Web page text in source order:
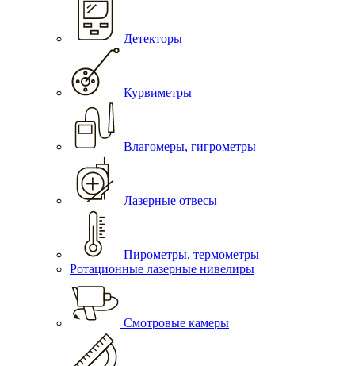
Детекторы
Курвиметры
Влагомеры, гигрометры
Лазерные отвесы
Пирометры, термометры
Ротационные лазерные нивелиры
Смотровые камеры